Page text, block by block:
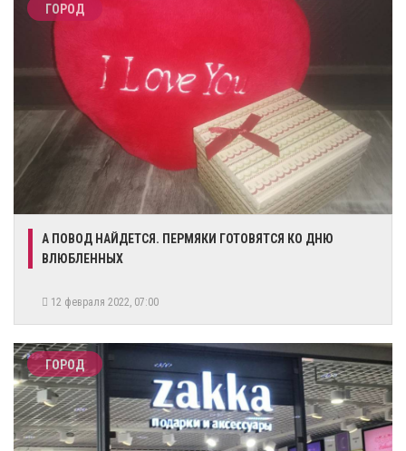
ГОРОД
А ПОВОД НАЙДЕТСЯ. ПЕРМЯКИ ГОТОВЯТСЯ КО ДНЮ
ВЛЮБЛЕННЫХ
12 февраля 2022, 07:00
ГОРОД